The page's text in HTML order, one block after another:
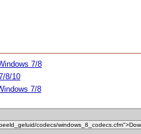
7/8
8/10
7/8